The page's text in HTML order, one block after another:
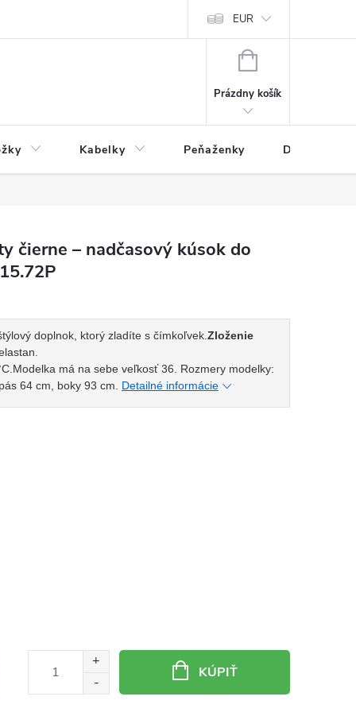
Podmienky ochrany osobných údajov
EUR
NÁKUPNÝ
Prázdny košík
Kabelky Peňaženky Drogéria
čierne – nadčasový kúsok do
doplnok, ktorý zladíte s čímkoľvek. Zloženie
Modelka má na sebe veľkosť 36. Rozmery modelky:
64 cm, boky 93 cm.
Detailné informácie
KÚPIŤ